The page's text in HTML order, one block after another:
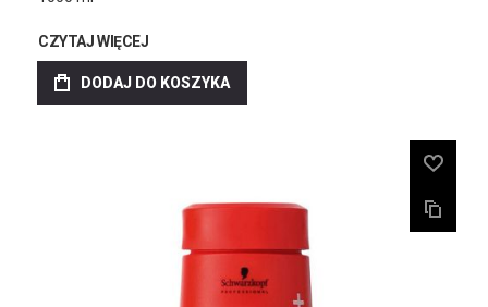
CZYTAJ WIĘCEJ
DODAJ DO KOSZYKA